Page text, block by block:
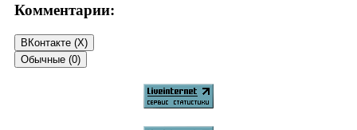
Комментарии:
ВКонтакте (X)
Обычные (0)
Добавить комментарий